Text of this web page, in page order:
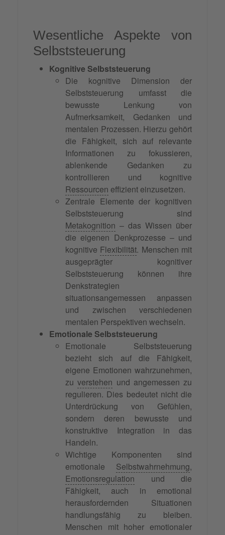
Wesentliche Aspekte von
Selbststeuerung
Kognitive Selbststeuerung
Die kognitive Dimension der
Selbststeuerung umfasst die
bewusste Lenkung von
Aufmerksamkeit, Gedanken und
mentalen Prozessen. Hierzu gehört
die Fähigkeit, sich auf relevante
Informationen zu fokussieren,
ablenkende Gedanken zu
kontrollieren und kognitive
Ressourcen effizient einzusetzen.
Zentrale Elemente der kognitiven
Selbststeuerung sind
Metakognition – das Wissen über
die eigenen Denkprozesse – und
kognitive Flexibilität. Menschen mit
ausgeprägter kognitiver
Selbststeuerung können ihre
Denkstrategien
situationsangemessen anpassen
und zwischen verschiedenen
mentalen Perspektiven wechseln.
Emotionale Selbststeuerung
Emotionale Selbststeuerung
bezieht sich auf die Fähigkeit,
eigene Emotionen wahrzunehmen,
zuverstehen und angemessen zu
regulieren. Dies bedeutet nicht die
Unterdrückung von Gefühlen,
sondern deren bewusste und
konstruktive Integration in das
Handeln.
Wichtige Komponenten sind
emotionale Selbstwahrnehmung,
Emotionsregulation und die
Fähigkeit, auch in emotional
herausfordernden Situationen
handlungsfähig zu bleiben.
Menschen mit hoher emotionaler